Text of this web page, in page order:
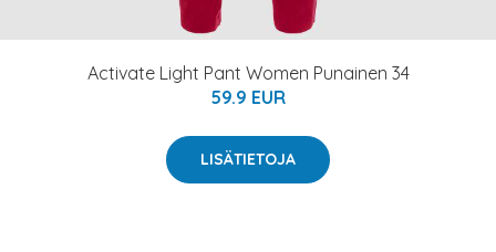
Activate Light Pant Women Punainen 34
59.9 EUR
LISÄTIETOJA